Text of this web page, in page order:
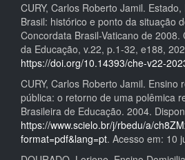
CURY, Carlos Roberto Jamil.
Brasil: histórico e ponto da situação
Concordata Brasil-Vaticano de
da Educação, v.22, p.1-32, e188,
https://doi.org/10.14393/che-v22-
CURY, Carlos Roberto Jamil. Ensino
pública: o retorno de uma polêmica
Brasileira de Educação. 2004.
https://www.scielo.br/j/rbedu/a/
format=pdf&lang=pt. Acesso em: 10